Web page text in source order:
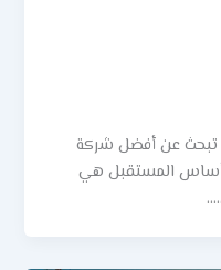
تبحث عن أفضل شركة
أساس المستقبل هي